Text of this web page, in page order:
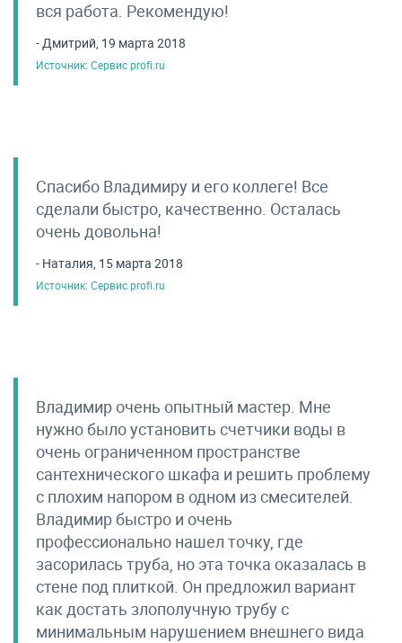
вся работа. Рекомендую!
- Дмитрий, 19 марта 2018
Источник: Сервис profi.ru
Спасибо Владимиру и его коллеге! Все
сделали быстро, качественно. Осталась
очень довольна!
- Наталия, 15 марта 2018
Источник: Сервис profi.ru
Владимир очень опытный мастер. Мне
нужно было установить счетчики воды в
очень ограниченном пространстве
сантехнического шкафа и решить проблему
с плохим напором в одном из смесителей.
Владимир быстро и очень
профессионально нашел точку, где
засорилась труба, но эта точка оказалась в
стене под плиткой. Он предложил вариант
как достать злополучную трубу с
минимальным нарушением внешнего вида